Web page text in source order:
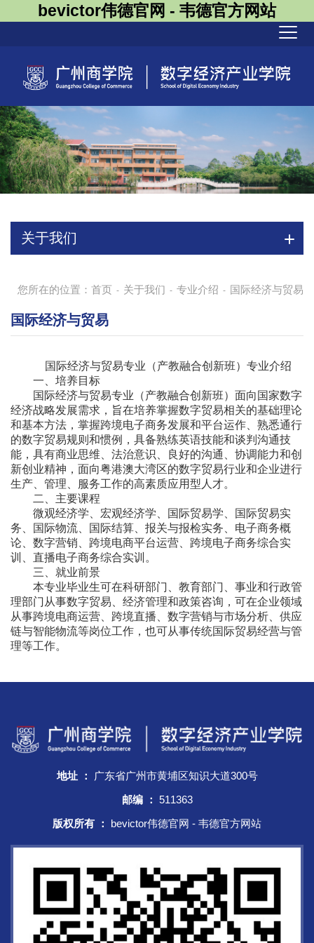
bevictor伟德官网 - 韦德官方网站
关于我们
您所在的位置： 首页 - 关于我们 - 专业介绍 - 国际经济与贸易
国际经济与贸易
国际经济与贸易专业（产教融合创新班）专业介绍
一、培养目标
国际经济与贸易专业（产教融合创新班）面向国家数字
经济战略发展需求，旨在培养掌握数字贸易相关的基础理论
和基本方法，掌握跨境电子商务发展和平台运作、熟悉通行
的数字贸易规则和惯例，具备熟练英语技能和谈判沟通技
能，具有商业思维、法治意识、良好的沟通、协调能力和创
新创业精神，面向粤港澳大湾区的数字贸易行业和企业进行
生产、管理、服务工作的高素质应用型人才。
二、主要课程
微观经济学、宏观经济学、国际贸易学、国际贸易实
务、国际物流、国际结算、报关与报检实务、电子商务概
论、数字营销、跨境电商平台运营、跨境电子商务综合实
训、直播电子商务综合实训。
三、就业前景
本专业毕业生可在科研部门、教育部门、事业和行政管
理部门从事数字贸易、经济管理和政策咨询，可在企业领域
从事跨境电商运营、跨境直播、数字营销与市场分析、供应
链与智能物流等岗位工作，也可从事传统国际贸易经营与管
理等工作。
地址 ：
广东省广州市黄埔区知识大道300号
邮编 ： 511363
版权所有 ：
bevictor伟德官网 - 韦德官方网站